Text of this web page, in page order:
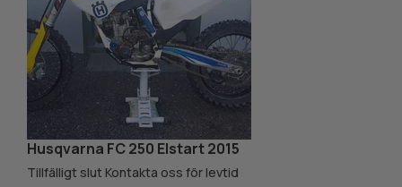
Husqvarna FC 250 Elstart 2015
Tillfälligt slut Kontakta oss för levtid